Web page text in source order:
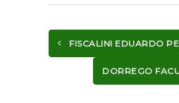
FISCALINI EDUARDO
DORREGO